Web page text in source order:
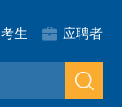
考生 应聘者